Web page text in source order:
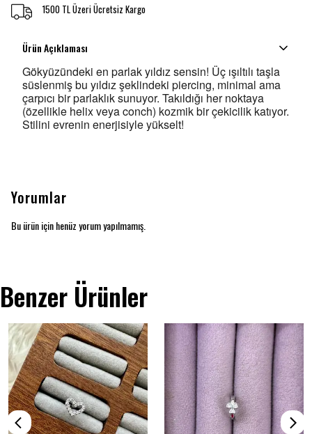
1500 TL Üzeri Ücretsiz Kargo
Ürün Açıklaması
Gökyüzündeki en parlak yıldız sensin! Üç ışıltılı taşla
süslenmiş bu yıldız şeklindeki piercing, minimal ama
çarpıcı bir parlaklık sunuyor. Takıldığı her noktaya
(özellikle helix veya conch) kozmik bir çekicilik katıyor.
Stilini evrenin enerjisiyleyükselt!
Yorumlar
Bu ürün için henüz yorum yapılmamış.
Benzer Ürünler